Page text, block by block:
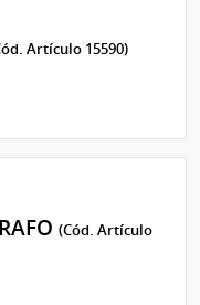
Artículo 15590)
(Cód. Artículo